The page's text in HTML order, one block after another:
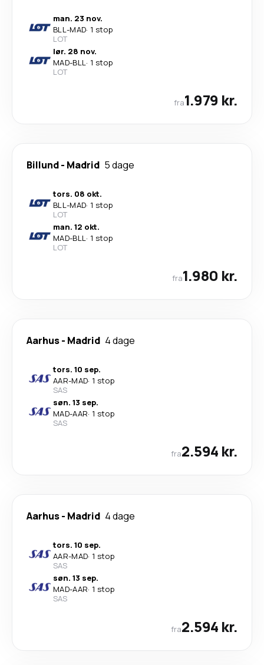
man. 23 nov.
BLL-MAD· 1 stop
LOT
lør. 28 nov.
MAD-BLL· 1 stop
LOT
fra1.979 kr.
Billund- Madrid 5 dage
tors. 08 okt.
BLL-MAD· 1 stop
LOT
man. 12 okt.
MAD-BLL· 1 stop
LOT
fra1.980 kr.
Aarhus- Madrid 4 dage
tors. 10 sep.
AAR-MAD· 1 stop
SAS
søn. 13 sep.
MAD-AAR· 1 stop
SAS
fra2.594 kr.
Aarhus- Madrid 4 dage
tors. 10 sep.
AAR-MAD· 1 stop
SAS
søn. 13 sep.
MAD-AAR· 1 stop
SAS
fra2.594 kr.